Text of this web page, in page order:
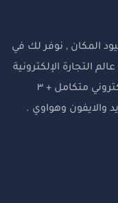
المكان , نوفر لك في
التجارة الإلكترونية
والبيع الأون لاين , ستحصل على متجر الكتروني متكامل + ٣
والايفون وهواوي .